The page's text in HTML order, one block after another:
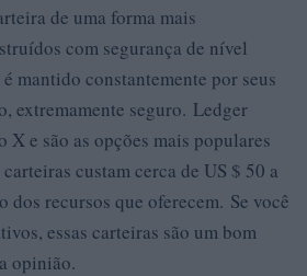
de uma forma mais
com segurança de nível
mantido constantemente por seus
extremamente seguro. Ledger
X e são as opções mais populares
custam cerca de US $ 50 a
dos recursos que oferecem. Se você
essas carteiras são um bom
opinião.